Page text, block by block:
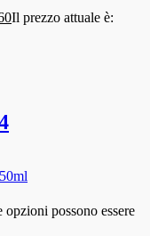
Il prezzo attuale è:
possono essere